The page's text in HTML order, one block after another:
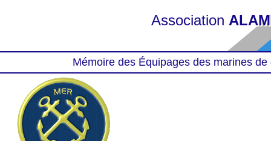
Association
Mémoire des Équipages des marines